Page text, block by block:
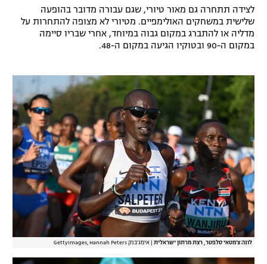
לוח דרושים – ג'ובנט
תגיות
לצידה תתחרה גם מאור טיורי, שגם עבורה מדובר בהופעה
שלישית במשחקים האולימפיים. מטיורי לא מצופה להתחרות על
מדליה או להתברג במקום גבוה במיוחד, אחרי שבריו סיימה
במקום ה-90 ובטוקיו הגיעה במקום ה-48.
לונה צ'מטאי סלפטר, רצת מרתון ישראלית אימג'בנק GettyImages, Hannah Peters